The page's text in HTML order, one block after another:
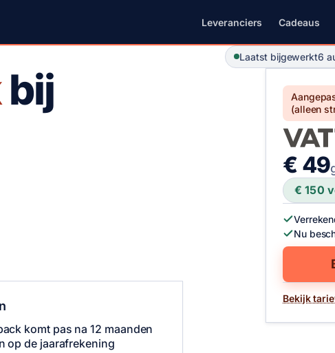
Leveranciers Cadeaus
Laatst bijgewerkt6
bij
komt pas na 12 maanden
op de jaarafrekening
(alleen
€ 49
€ 150
Nu
Bekijk